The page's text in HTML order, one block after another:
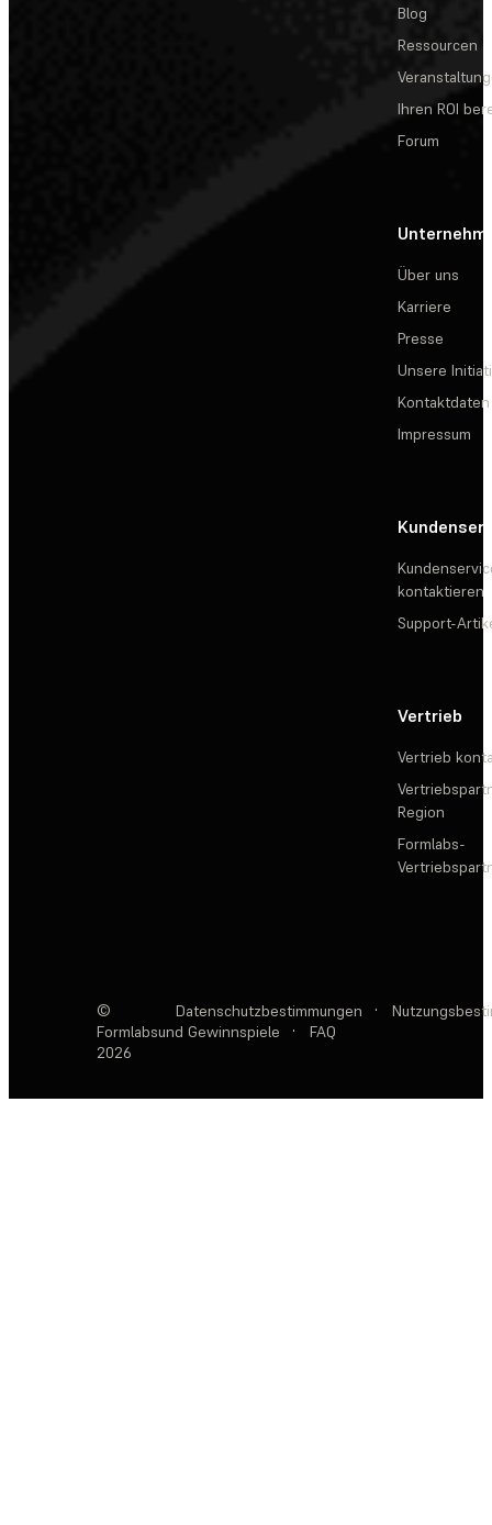
Blog
Ressourcen
Ihren ROI
Forum
Über uns
Karriere
Presse
Unsere
Kontaktdaten
Impressum
kontaktieren
Support-
Vertrieb
Vertrieb
Region
Formlabs-
©
Formlabs
2026
Datenschutzbestimmungen ·
und Gewinnspiele
· FAQ